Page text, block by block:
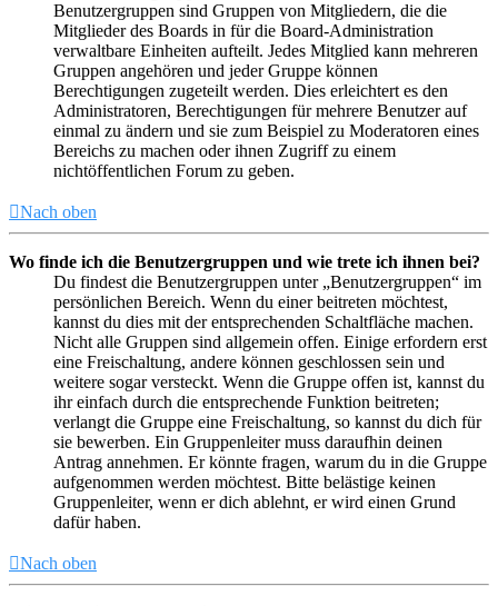
Benutzergruppen sind Gruppen von Mitgliedern, die die
Mitglieder des Boards in für die Board-Administration
verwaltbare Einheiten aufteilt. Jedes Mitglied kann mehreren
Gruppen angehören und jeder Gruppe können
Berechtigungen zugeteilt werden. Dies erleichtert es den
Administratoren, Berechtigungen für mehrere Benutzer auf
einmal zu ändern und sie zum Beispiel zu Moderatoren eines
Bereichs zu machen oder ihnen Zugriff zu einem
nichtöffentlichen Forum zu geben.
Nach oben
Wo finde ich die Benutzergruppen und wie trete ich ihnen bei?
Du findest die Benutzergruppen unter „Benutzergruppen“ im
persönlichen Bereich. Wenn du einer beitreten möchtest,
kannst du dies mit der entsprechenden Schaltfläche machen.
Nicht alle Gruppen sind allgemein offen. Einige erfordern erst
eine Freischaltung, andere können geschlossen sein und
weitere sogar versteckt. Wenn die Gruppe offen ist, kannst du
ihr einfach durch die entsprechende Funktion beitreten;
verlangt die Gruppe eine Freischaltung, so kannst du dich für
sie bewerben. Ein Gruppenleiter muss daraufhin deinen
Antrag annehmen. Er könnte fragen, warum du in die Gruppe
aufgenommen werden möchtest. Bitte belästige keinen
Gruppenleiter, wenn er dich ablehnt, er wird einen Grund
dafür haben.
Nach oben